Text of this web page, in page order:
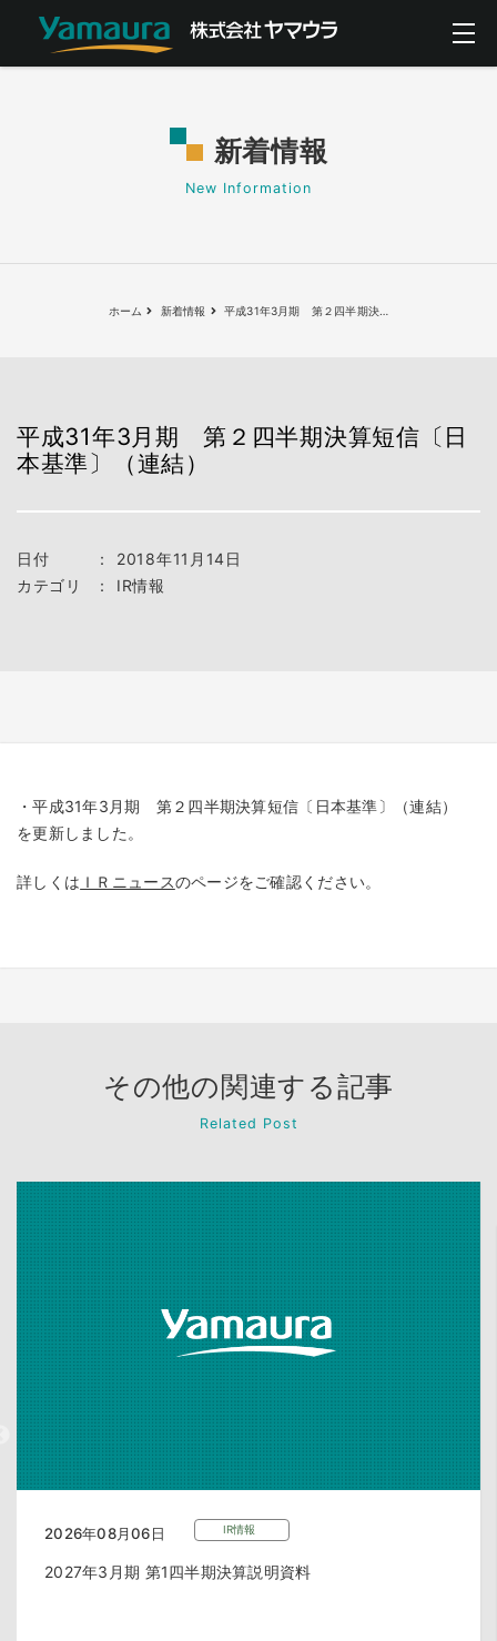
新着情報
New Information
ホーム 新着情報 平成31年3月期 第２四半期決
平成31年3月期 第２四半期決算短信〔日
本基準〕（連結）
日付 ：
2018年11月14日
カテゴリ
： IR情報
・平成31年3月期 第２四半期決算短信〔日本基準〕（連結）
を更新しました。
詳しくは ＩＲニュースのページをご確認ください。
その他の関連する記事
Related Post
2026年08月06日 IR情報
2027年3月期 第1四半期決算説明資料